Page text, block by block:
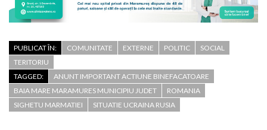
PUBLICAT ÎN: COMUNITATE EXTERNE POLITIC
SOCIAL
TERITORIU
TAGGED:
ANUNT IMPORTANT ACTIUNE BINEFACATOARE
BAIA MARE MARAMURES MUNICIPIU JUDET
ROMANIA
SIGHETU MARMATIEI
SITUATIE UCRAINA RUSIA